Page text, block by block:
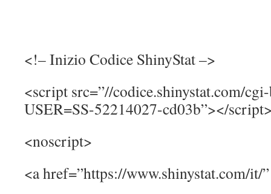
<!– Inizio Codice ShinyStat –>
<script src=”//codice.shinystat.com/
USER=SS-52214027-cd03b”></
<noscript>
<a href=”https://www.shinystat.com/it/